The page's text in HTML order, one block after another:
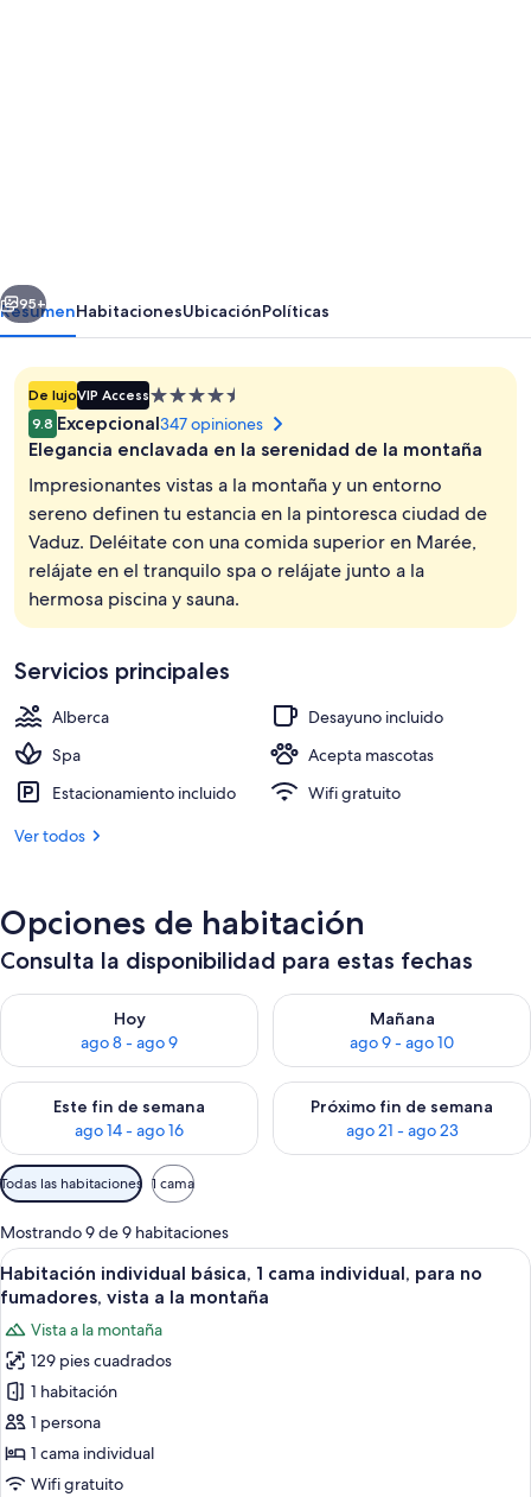
Vista al paisaje
Siguiente
95+
ResumenHabitacionesUbicaciónPolíticas
De lujoVIP AccessPropiedad
de
4.5
9.8 Excepcional347 opiniones
Elegancia enclavada en la serenidad de la montaña
Impresionantes vistas a la montaña y un entorno
sereno definen tu estancia en la pintoresca ciudad de
Vaduz. Deléitate con una comida superior en Marée,
relájate en el tranquilo spa o relájate junto a la
hermosa piscina y sauna.
Servicios principales
Alberca
Desayuno incluido
Spa
Acepta mascotas
Estacionamiento incluido
Wifi gratuito
Ver todos
Opciones de habitación
Consulta la disponibilidad para estas fechas
Hoy
ago 8 - ago 9
Consulta la disponibilidad para hoy ago 8 - ago 9
Mañana
ago 9 - ago 10
Consulta la disponibilidad
Este fin de semana
ago 14 - ago 16
Consulta la disponibilidad para este fin de semana ago 14 -
Próximo fin de semana
ago 21 - ago 23
Consulta la disponibilidad
Filtros
disponibles
para
las
habitaciones
Todas las habitaciones 1 cama
Mostrando 9 de 9 habitaciones
Abrir
todas
fotos
de
Habitación
individual
básica,
1
Habitación de hotel con cama,
7
Habitación individual básica, 1 cama individual, para no
fumadores, vista a la montaña
Vista a la montaña
129 pies cuadrados
1 habitación
1 persona
1 cama individual
Wifi gratuito